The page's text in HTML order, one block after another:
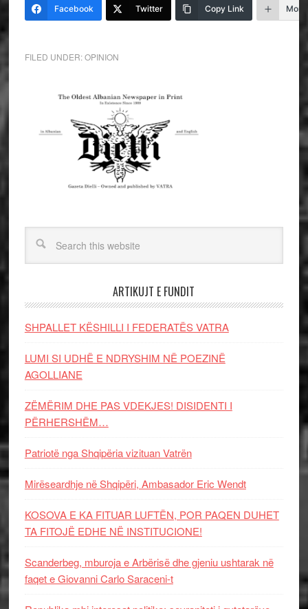
Facebook Twitter Copy Link More
FILED UNDER:OPINION
ARTIKUJT E FUNDIT
SHPALLET KËSHILLI I FEDERATËS VATRA
LUMI SI UDHË E NDRYSHIM NË POEZINË
AGOLLIANE
ZËMËRIM DHE PAS VDEKJES! DISIDENTI I
PËRHERSHËM…
Patriotë nga Shqipëria vizituan Vatrën
Mirëseardhje në Shqipëri, Ambasador Eric Wendt
KOSOVA E KA FITUAR LUFTËN, POR PAQEN DUHET
TA FITOJË EDHE NË INSTITUCIONE!
Scanderbeg, mburoja e Arbërisë dhe gjeniu ushtarak në
faqet e Giovanni Carlo Saraceni-t